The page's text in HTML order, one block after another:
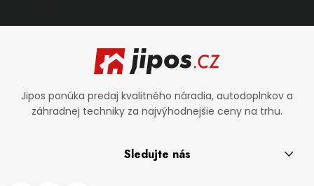
Jipos ponúka predaj kvalitného náradia, autodoplnkov a
záhradnej techniky za najvýhodnejšie ceny na trhu.
Sledujte nás